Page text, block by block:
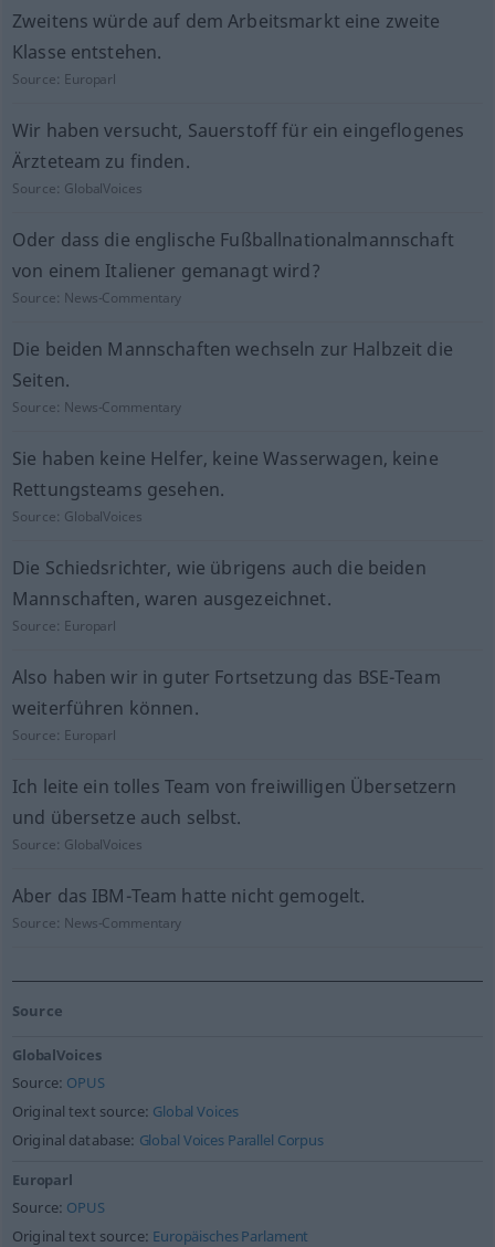
Zweitens würde auf dem Arbeitsmarkt eine zweite
Klasse entstehen.
Source: Europarl
Wir haben versucht, Sauerstoff für ein eingeflogenes
Ärzteteam zu finden.
Source: GlobalVoices
Oder dass die englische Fußballnationalmannschaft
von einem Italiener gemanagt wird?
Source: News-Commentary
Die beiden Mannschaften wechseln zur Halbzeit die
Seiten.
Source: News-Commentary
Sie haben keine Helfer, keine Wasserwagen, keine
Rettungsteams gesehen.
Source: GlobalVoices
Die Schiedsrichter, wie übrigens auch die beiden
Mannschaften, waren ausgezeichnet.
Source: Europarl
Also haben wir in guter Fortsetzung das BSE-Team
weiterführen können.
Source: Europarl
Ich leite ein tolles Team von freiwilligen Übersetzern
und übersetze auch selbst.
Source: GlobalVoices
Aber das IBM-Team hatte nicht gemogelt.
Source: News-Commentary
Source
GlobalVoices
Source: OPUS
Original text source: Global Voices
Original database: Global Voices Parallel Corpus
Europarl
Source: OPUS
Original text source: Europäisches Parlament